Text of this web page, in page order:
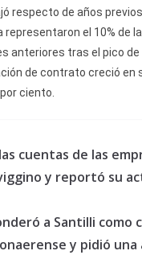
respecto de años
el 10% de
anteriores tras el pico
de contrato creció en
ciento.
cuentas de las
y reportó su
a Santilli como
y pidió una